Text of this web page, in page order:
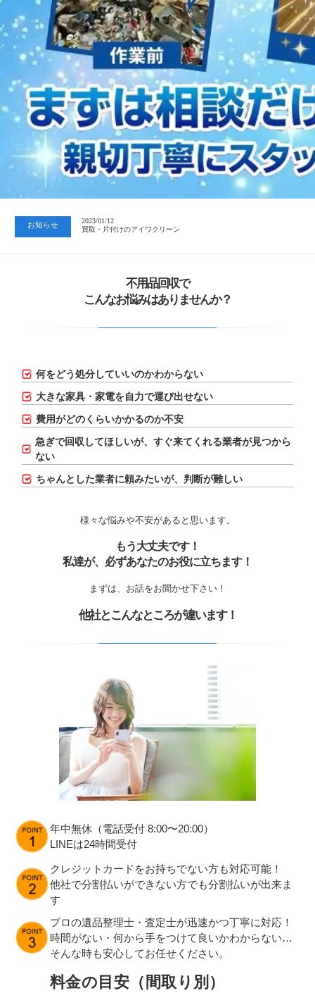
お知らせ
2023/01/12
買取・片付けのアイワクリーン
2023/07/24
中日新聞 岐阜版「空き家対策SOS」コーナーに掲載いただきまし…
2023/01/12
買取・片付けのアイワクリーン
不用品回収で
こんなお悩みはありませんか？
何をどう処分していいのかわからない
大きな家具・家電を自力で運び出せない
費用がどのくらいかかるのか不安
急ぎで回収してほしいが、すぐ来てくれる業者が見つから
ない
ちゃんとした業者に頼みたいが、判断が難しい
様々な悩みや不安があると思います。
もう大丈夫です！
私達が、必ずあなたのお役に立ちます！
まずは、お話をお聞かせ下さい！
他社とこんなところが違います！
年中無休（電話受付 8:00〜20:00）
LINEは24時間受付
クレジットカードをお持ちでない方も対応可能！
他社で分割払いができない方でも分割払いが出来ま
す
プロの遺品整理士・査定士が迅速かつ丁寧に対応！
時間がない・何から手をつけて良いかわからない…
そんな時も安心してお任せください。
料金の目安（間取り別）